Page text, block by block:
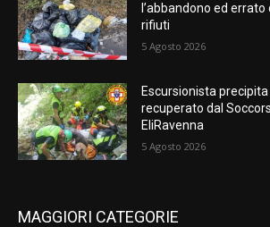
l’abbandono ed
rifiuti
5 Agosto 2026
Escursionista
recuperato dal
EliRavenna
5 Agosto 2026
MAGGIORI CATEGORIE